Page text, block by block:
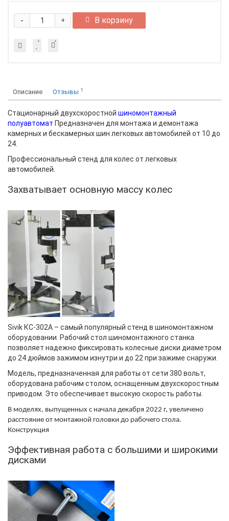
+
- В корзину
Описание Отзывы 1
Стационарный двухскоростной шиномонтажный
полуавтомат Предназначен для монтажа и демонтажа
камерных и бескамерных шин легковых автомобилей от 10 до
24.
Профессиональный стенд для колес от легковых
автомобилей.
Захватывает основную массу колес
Sivik КС-302А – самый популярный стенд в шиномонтажном
оборудовании . Рабочий стол шиномонтажного станка
позволяет надежно фиксировать колесные диски диаметром
до 24 дюймов зажимом изнутри и до 22 при зажиме снаружи.
Модель, предназначенная для работы от сети 380 вольт,
оборудована рабочим столом, оснащенным двухскоростным
приводом. Это обеспечивает высокую скорость работы
В моделях, выпущенных с начала декабря 2022 г, увеличено
расстояние от монтажной головки до рабочего стола.
Конструкция
Эффективная работа с большими и широкими
дисками